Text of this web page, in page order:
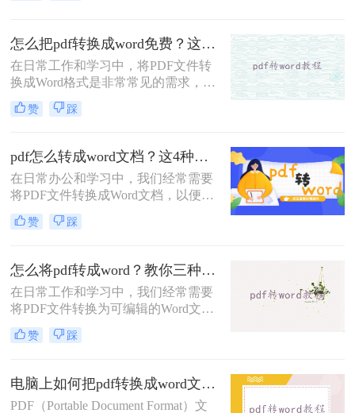
word文档呢？本文将介绍两种将PDF
转换成Word文档的方法。
怎么把pdf转换成word免费？这3个方法可以一试！
在日常工作和学习中，将PDF文件转
换成Word格式是非常常见的需求，尤
其是在需要编辑和修改文档内容时。
那么怎么把pdf转换成word免费呢？本
助您轻松完成PDF到Word的转换。
赞 踩
pdf怎么转成word文档？这4种方法操作起来很简单！
在日常办公和学习中，我们经常需要
将PDF文件转换成Word文档，以便进
行编辑、修改或进一步处理。那么
PDF怎么转成Word文档呢？本文将介
方法，帮助你轻松完成PDF到Word的
转换。
赞 踩
怎么将pdf转成word？教你三种方法转换！
在日常工作和学习中，我们经常需要
将PDF文件转换为可编辑的Word文
档，以便进行修改、编辑或进一步处
理。那么怎么将PDF转成Word呢？本
效方法，帮助你轻松完成PDF到Word
的转换。
赞 踩
电脑上如何把pdf转换成word文档？试试这三个实用方法！
PDF（Portable Document Format）文